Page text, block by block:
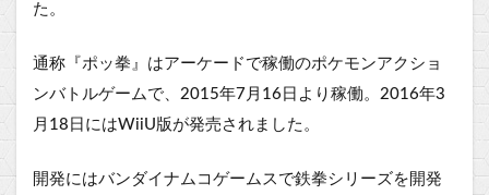
た。
通称『ポッ拳』はアーケードで稼働のポケモンアクショ
ンバトルゲームで、2015年7月16日より稼働。2016年3
月18日にはWiiU版が発売されました。
開発にはバンダイナムコゲームスで鉄拳シリーズを開発